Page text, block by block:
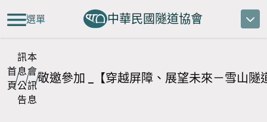
選單 中華民國隧道協會
首
頁
訊
息
公
告
本
會
訊
息
敬邀參加 _【穿越屏障、展望未來－雪山